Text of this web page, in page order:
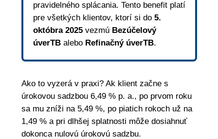
pravidelného splácania. Tento benefit platí
pre všetkých klientov, ktorí si do 5.
októbra 2025vezmú Bezúčelový
úverTBalebo Refinačný úverTB.
Ako to vyzerá v praxi? Ak klient začne s
úrokovou sadzbou 6,49 % p. a., po prvom roku
sa mu zníži na 5,49 %, po piatich rokoch už na
1,49 % a pri dlhšej splatnosti môže dosiahnuť
dokonca nulovú úrokovú sadzbu.